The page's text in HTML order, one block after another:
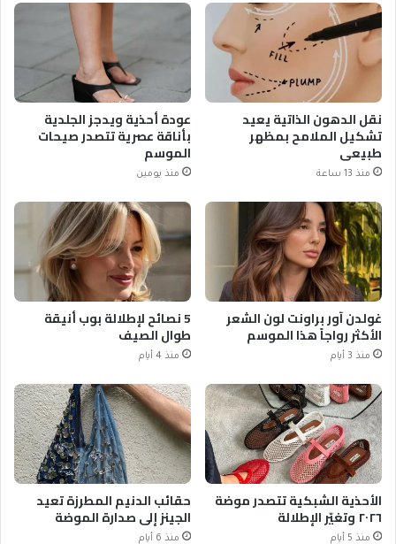
نقل الدهون الذاتية يعيد
تشكيل الملامح بمظهر
طبيعي
منذ 13 ساعة
عودة أحذية ويدجز الجلدية
بأناقة عصرية تتصدر صيحات
الموسم
منذ يومين
غولدن آور براونت لون الشعر
الأكثر رواجاً هذا الموسم
منذ 3 أيام
5 نصائح لإطلالة بوب أنيقة
طوال الصيف
منذ 4 أيام
الأحذية الشبكية تتصدر موضة
٢٠٢٦ وتغيّر الإطلالة
منذ 5 أيام
حقائب الدنيم المطرزة تعيد
الجينز إلى صدارة الموضة
منذ 6 أيام